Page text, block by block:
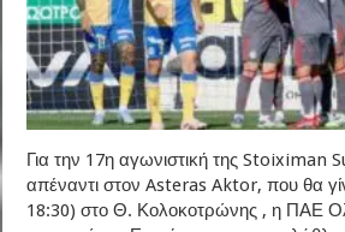
Για την 17η αγωνιστική της Stoiximan
απέναντι στον Asteras Aktor, που θα
18:30) στο Θ. Κολοκοτρώνης , η ΠΑΕ